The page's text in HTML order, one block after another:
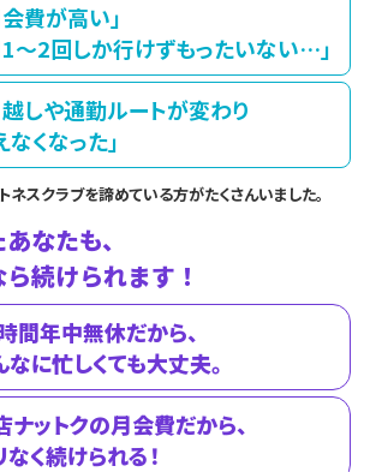
会費が高い」
1～2回しか行けずもったいない…」
越しや通勤ルートが変わり
なくなった」
ネスクラブを諦めている方がたくさんいました。
なたも、
続けられます！
間年中無休だから、
なに忙しくても大丈夫。
ナットクの月会費だから、
なく続けられる！